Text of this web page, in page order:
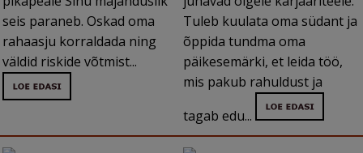
seis paraneb. Oskad oma
rahaasju korraldada ning
väldid riskide võtmist...
Tuleb kuulata oma südant ja
õppida tundma oma
päikesemärki, et leida töö,
mis pakub rahuldust ja
tagab edu...